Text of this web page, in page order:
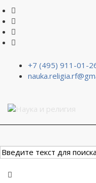
+7 (495) 911-01-